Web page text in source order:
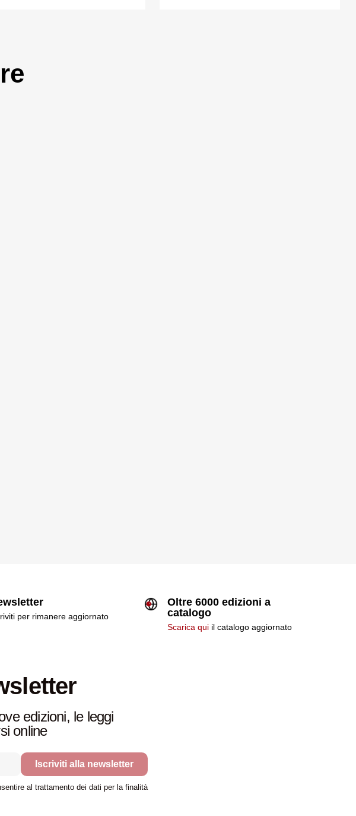
per rimanere aggiornato
Oltre 6000 edizioni a
catalogo
Scarica qui il catalogo aggiornato
edizioni, le leggi
online
Iscriviti alla newsletter
al trattamento dei dati per la finalità